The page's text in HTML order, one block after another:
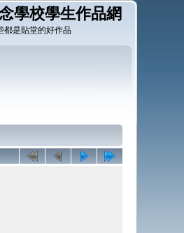
學校學生作品網
都是貼堂的好作品